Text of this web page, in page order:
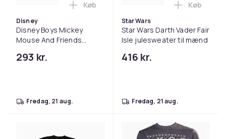
Disney
Disney Boys Mickey
Mouse And Friends
293 kr.
Læg Disney Boys Mickey Mouse And
Køb
fredag, 21 aug.
Star Wars
Star Wars Darth Vader Fair
Isle julesweater til mænd
416 kr.
Læg Star
Køb
fredag, 21 aug.